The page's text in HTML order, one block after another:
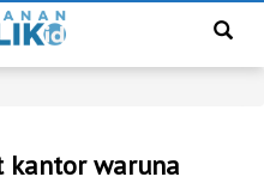
kantor waruna